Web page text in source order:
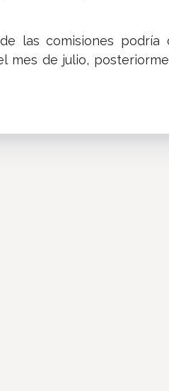
las comisiones
mes de julio,